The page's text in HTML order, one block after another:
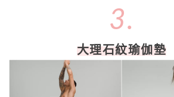
3.
大理石紋瑜伽墊